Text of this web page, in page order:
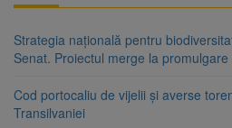
Strategia națională pentru
Senat. Proiectul merge la promulgare
Cod portocaliu de vijelii și averse
Transilvaniei